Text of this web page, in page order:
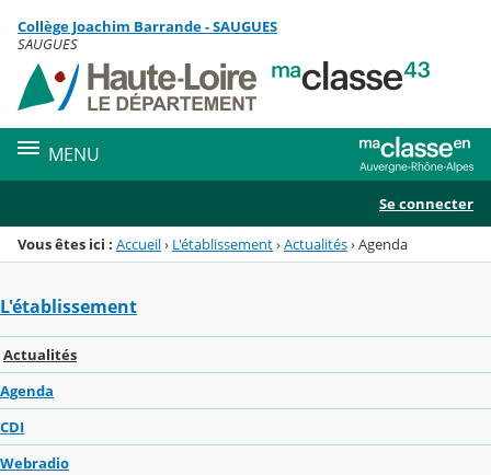
Menu de la rubrique
Contenu
Collège Joachim Barrande - SAUGUES
SAUGUES
MENU
Se connecter
Vous êtes ici : Accueil› L'établissement›Actualités›Agenda
L'établissement
Actualités
Agenda
CDI
Webradio